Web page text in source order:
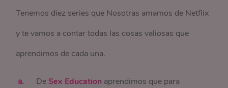
Tenemos diez series que Nosotras amamos de Netflix
y te vamos a contar todas las cosas valiosas que
aprendimos de cada una.
De Sex Education aprendimos que para